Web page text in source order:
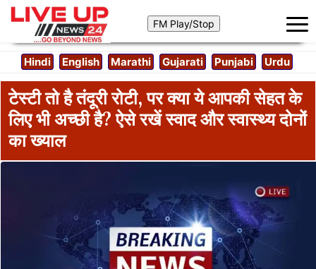
Hindi English Marathi Gujarati Punjabi Urdu
टेस्टी तो है तंदूरी रोटी, पर क्या ये आपकी सेहत के
लिए भी अच्छी है? ऐसे रखें स्वाद और स्वास्थ्य दोनों
का ख्याल